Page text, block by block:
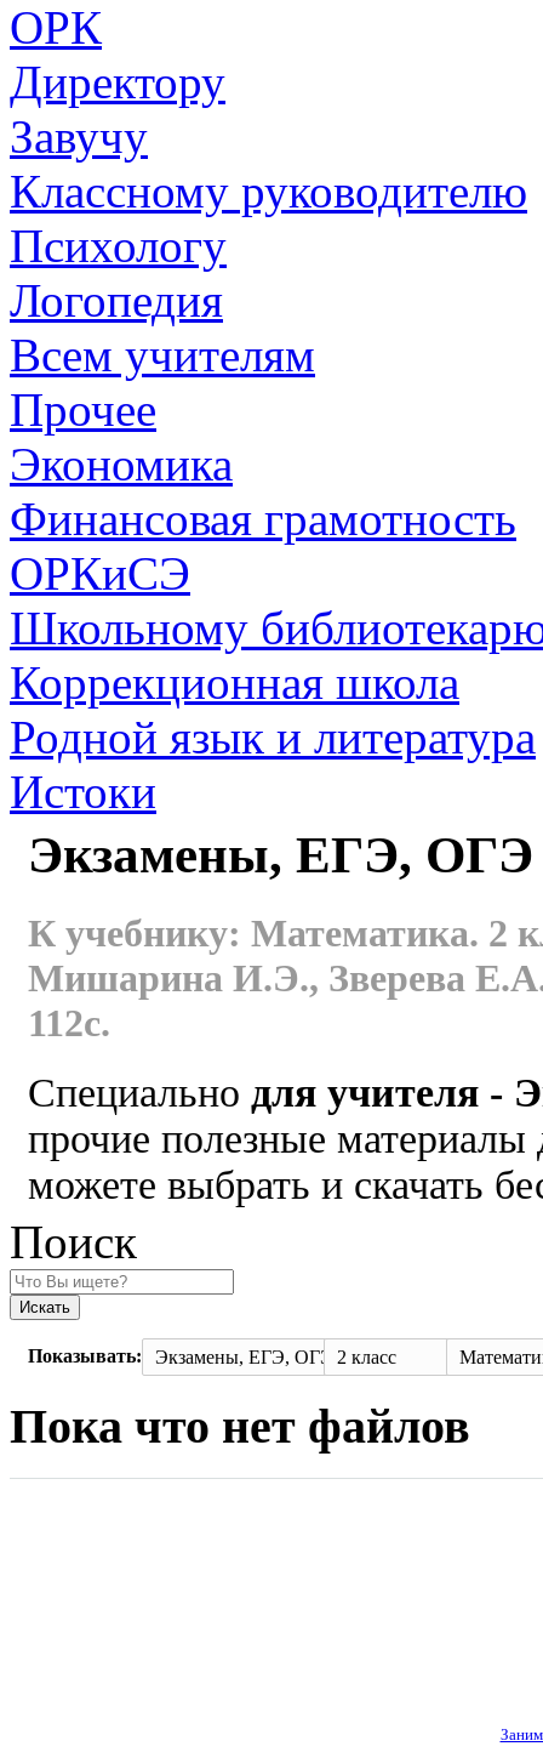
ОРК
Директору
Завучу
Классному руководителю
Психологу
Логопедия
Всем учителям
Прочее
Экономика
Финансовая грамотность
ОРКиСЭ
Школьному
Коррекционная школа
Родной язык и литература
Истоки
Экзамены, ЕГЭ, ОГЭ
К учебнику: Математика. 2
Мишарина И.Э., Зверева Е.А.
112с.
Специально для учителя -
прочие полезные
можете выбрать и скачать
Поиск
Искать
Показывать: Экзамены, ЕГЭ, ОГЭ 2 класс Математика. 2 класс. В 2 ч. Ч. 1. Гейдман Б.П., Мишарина
Пока что нет файлов